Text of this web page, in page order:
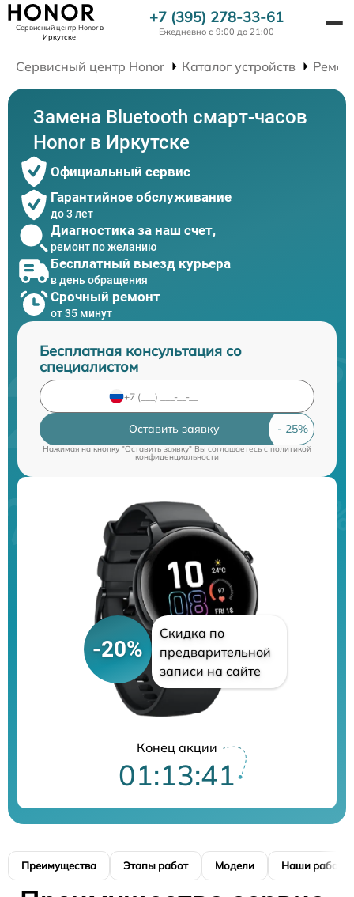
Сервисный центр Honorв
Иркутске
+7 (395) 278-33-61
Ежедневно с 9:00 до 21:00
Сервисный центр Honor Каталог устройств
Замена Bluetooth смарт-часов
Honor в Иркутске
Официальный сервис
Гарантийное обслуживание
до 3 лет
Диагностика за наш счет,
ремонт по желанию
Бесплатный выезд курьера
в день обращения
Срочный ремонт
от 35 минут
Бесплатная консультация со
специалистом
Оставить заявку
Нажимая на кнопку "Оставить заявку" Вы соглашаетесь cполитикой
конфиденциальности
-20%
Скидка по
предварительной
записи на сайте
Конец акции
01:13:41
Преимущества Этапы работ Модели Наши работы